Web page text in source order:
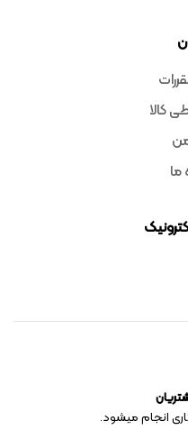
کالا
ما
انجام میشود.